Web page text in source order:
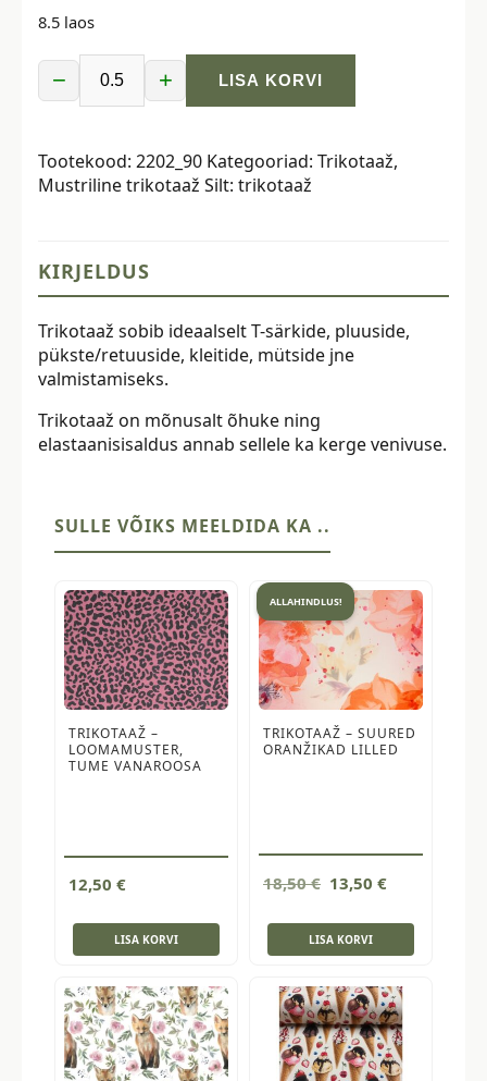
8.5 laos
−
Trikotaaž
heleroosa
kogus
+ LISA KORVI
Tootekood: 2202_90 Kategooriad: Trikotaaž,
Mustriline trikotaaž Silt: trikotaaž
KIRJELDUS
Trikotaaž sobib ideaalselt T-särkide, pluuside,
pükste/retuuside, kleitide, mütside jne
valmistamiseks.
Trikotaaž on mõnusalt õhuke ning
elastaanisisaldus annab sellele ka kerge venivuse.
SULLE VÕIKS MEELDIDA KA ..
TRIKOTAAŽ –
LOOMAMUSTER,
TUME VANAROOSA
12,50 €
LISA KORVI
ALLAHINDLUS!
TRIKOTAAŽ – SUURED
ORANŽIKAD LILLED
18,50€ Algne
oli:
18,50 €.
13,50 €Current
is:
LISA KORVI